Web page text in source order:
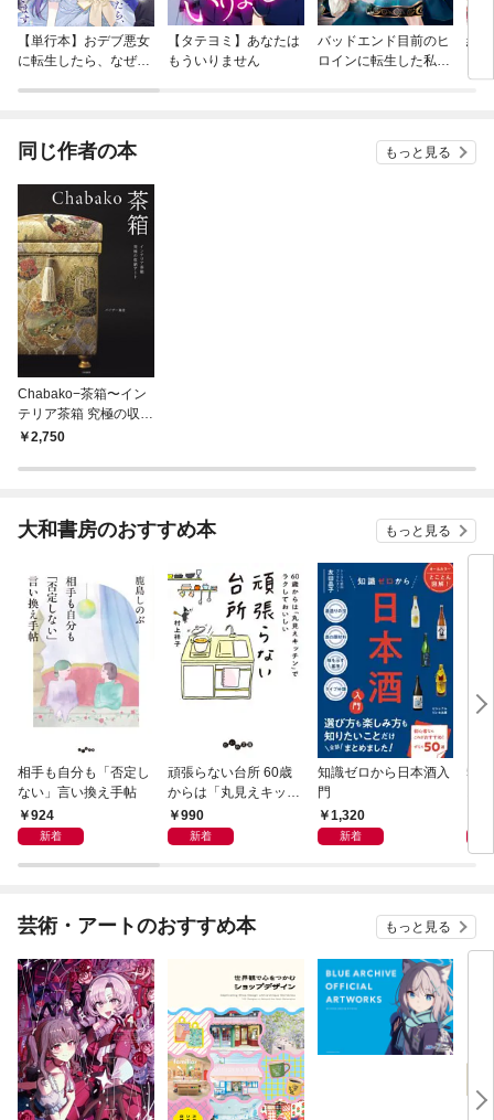
【単行本】おデブ悪女
に転生したら、なぜか
【タテヨミ】あなたは
もういりません
バッドエンド目前のヒ
ロインに転生した私、
結
同じ作者の本 もっと見る
Chabako−茶箱〜イン
テリア茶箱 究極の収納
アート
2,750
大和書房のおすすめ本 もっと見る
相手も自分も「否定し
ない」言い換え手帖
924
新着
頑張らない台所 60歳
からは「丸見えキッチ
ン」でラクしておいし
い
990
新着
知識ゼロから日本酒入
門
1,320
新着
50
芸術・アートのおすすめ本 もっと見る